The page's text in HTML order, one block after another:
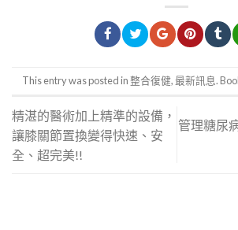
This entry was posted in整合復健,最新訊息.
精湛的醫術加上精準的設備，
讓膝關節置換變得快速、安
全、超完美!!
管理糖尿